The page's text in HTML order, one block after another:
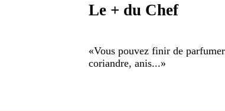
Le + du Chef
«Vous pouvez finir de
coriandre, anis...»